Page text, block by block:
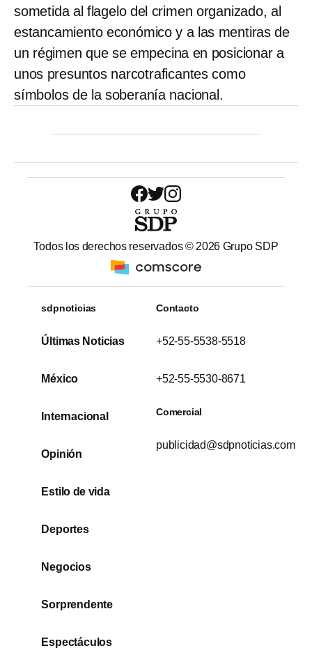
sometida al flagelo del crimen organizado, al
estancamiento económico y a las mentiras de
un régimen que se empecina en posicionar a
unos presuntos narcotraficantes como
símbolos de la soberanía nacional.
Todos los derechos reservados © 2026 Grupo SDP
sdpnoticias
Últimas Noticias
México
Internacional
Opinión
Estilo de vida
Deportes
Negocios
Sorprendente
Espectáculos
Contacto
+52-55-5538-5518
+52-55-5530-8671
Comercial
publicidad@sdpnoticias.com